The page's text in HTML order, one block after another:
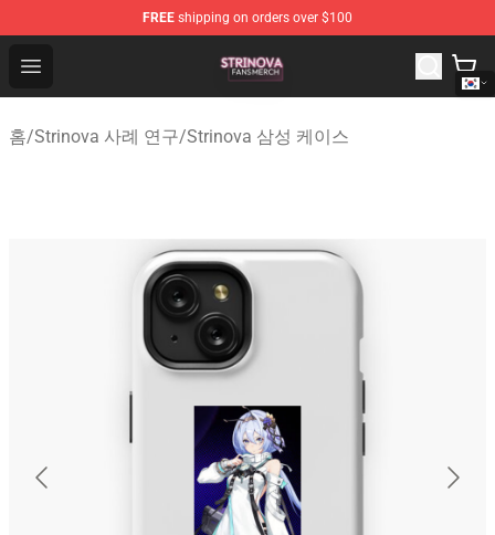
FREE shipping on orders over $100
Open menu
Strinova Shop - Official Strinova Merchandise Store
홈/Strinova 사례 연구/Strinova 삼성 케이스